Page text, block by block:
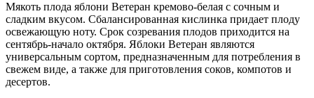
Мякоть плода яблони Ветеран кремово-белая с сочным и
сладким вкусом. Сбалансированная кислинка придает плоду
освежающую ноту. Срок созревания плодов приходится на
сентябрь-начало октября. Яблоки Ветеран являются
универсальным сортом, предназначенным для потребления в
свежем виде, а также для приготовления соков, компотов и
десертов.